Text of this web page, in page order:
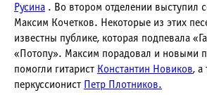
Русина . Во втором отделении выступил
Максим Кочетков. Некоторые из этих
известны публике, которая подпевала
«Потопу». Максим порадовал и новыми
помогли гитарист Константин Новиков, а
перкуссионист Петр Плотников.